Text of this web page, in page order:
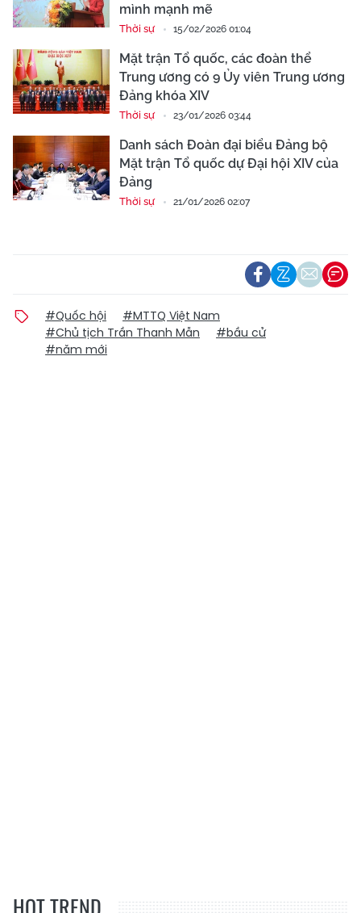
mình mạnh mẽ
Thời sự 15/02/2026 01:04
Mặt trận Tổ quốc, các đoàn thể
Trung ương có 9 Ủy viên Trung ương
Đảng khóa XIV
Thời sự 23/01/2026 03:44
Danh sách Đoàn đại biểu Đảng bộ
Mặt trận Tổ quốc dự Đại hội XIV của
Đảng
Thời sự 21/01/2026 02:07
#Quốc hội
#MTTQ Việt Nam
#Chủ tịch Trần Thanh Mẫn
#bầu cử
#năm mới